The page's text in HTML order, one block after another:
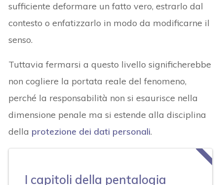
sufficiente deformare un fatto vero, estrarlo dal
contesto o enfatizzarlo in modo da modificarne il
senso.
Tuttavia fermarsi a questo livello significherebbe
non cogliere la portata reale del fenomeno,
perché la responsabilità non si esaurisce nella
dimensione penale ma si estende alla disciplina
della protezione dei dati personali.
I capitoli della pentalogia